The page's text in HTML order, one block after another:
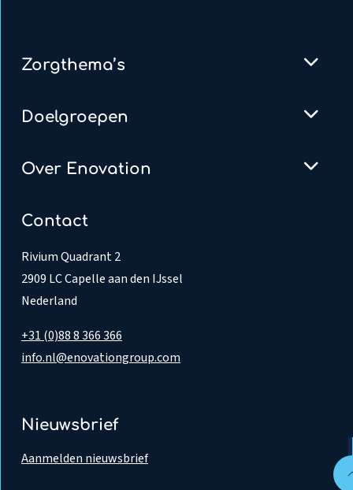
Zorgthema’s
Doelgroepen
Over Enovation
Contact
Rivium Quadrant 2
2909 LC Capelle aan den IJssel
Nederland
+31 (0)88 8 366 366
info.nl@enovationgroup.com
Nieuwsbrief
Aanmelden nieuwsbrief